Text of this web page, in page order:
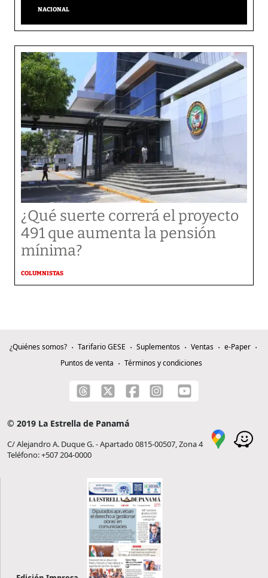
NACIONAL
¿Qué suerte correrá el proyecto
491 que aumenta la pensión
mínima?
COLUMNISTAS
¿Quiénes somos? Tarifario GESE Suplementos Ventas
e-Paper
Puntos de venta
Términos y condiciones
© 2019 La Estrella de Panamá
C/ Alejandro A. Duque G. - Apartado 0815-00507, Zona 4
Teléfono: +507 204-0000